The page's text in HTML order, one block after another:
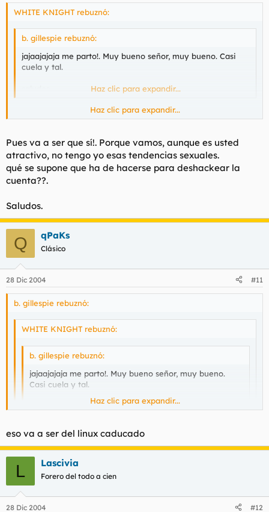
WHITE KNIGHT rebuznó:
b. gillespie rebuznó:
jajaajajaja me parto!. Muy bueno señor, muy bueno. Casi
cuela y tal.
Haz clic para expandir...
Mira a ver si te han hackeado la cuenta, porque me siguen
Haz clic para expandir...
Pues va a ser que sí!. Porque vamos, aunque es usted
atractivo, no tengo yo esas tendencias sexuales.
qué se supone que ha de hacerse para deshackear la
cuenta??.
Saludos.
Q qPaKs
Clásico
28 Dic 2004 #11
b. gillespie rebuznó:
WHITE KNIGHT rebuznó:
b. gillespie rebuznó:
jajaajajaja me parto!. Muy bueno señor, muy bueno.
Casi cuela y tal.
Haz clic para expandir...
Mira a ver si te han hackeado la cuenta, porque me siguen
llegando más a tu nombre. Gorrinillo.
Pues va a ser que sí!. Porque vamos, aunque es usted atractivo,
no tengo yo esas tendencias sexuales.
qué se supone que ha de hacerse para deshackear la cuenta??.
Saludos.
Haz clic para expandir...
eso va a ser del linux caducado
L Lascivia
Forero del todo a cien
28 Dic 2004 #12